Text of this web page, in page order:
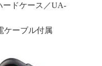
ードケース／UA-
ケーブル付属